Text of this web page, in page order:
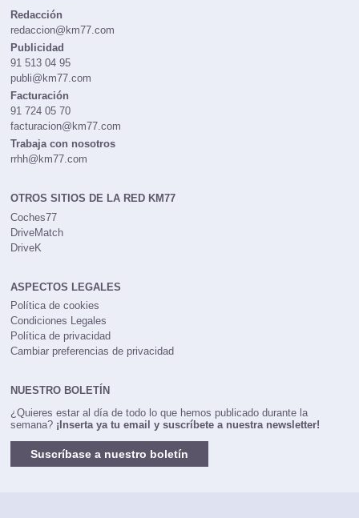
Redacción
redaccion@km77.com
Publicidad
91 513 04 95
publi@km77.com
Facturación
91 724 05 70
facturacion@km77.com
Trabaja con nosotros
rrhh@km77.com
OTROS SITIOS DE LA RED KM77
Coches77
DriveMatch
DriveK
ASPECTOS LEGALES
Política de cookies
Condiciones Legales
Política de privacidad
Cambiar preferencias de privacidad
NUESTRO BOLETÍN
¿Quieres estar al día de todo lo que hemos publicado durante la
semana? ¡Inserta ya tu email y suscríbete a nuestra newsletter!
Suscríbase a nuestro boletín